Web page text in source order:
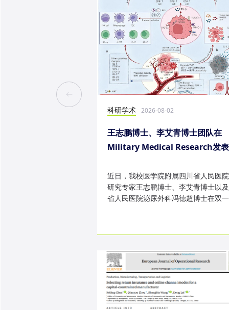
科研学术 2026-08-02
王志鹏博士、李艾青博士团队在
Military Medical Research发
近日，我校医学院附属四川省人民医
研究专家王志鹏博士、李艾青博士以
省人民医院泌尿外科冯德超博士在双